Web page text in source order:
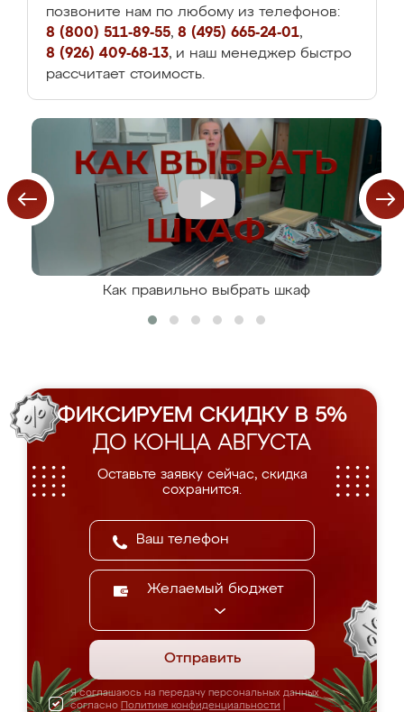
позвоните нам по любому из телефонов:
8 (800) 511-89-55, 8 (495) 665-24-01,
8 (926) 409-68-13, и наш менеджер быстро
рассчитает стоимость.
Как правильно выбрать шкаф
ФИКСИРУЕМ СКИДКУ В 5%
ДО КОНЦА АВГУСТА
Оставьте заявку сейчас, скидка
сохранится.
Желаемый бюджет
Отправить
Я соглашаюсь на передачу персональных данных
согласно Политике конфиденциальности